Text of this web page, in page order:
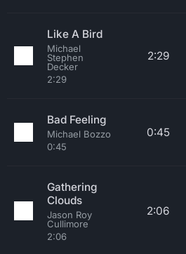
Like A Bird
Michael
Stephen
Decker
2:29
2:29
Bad Feeling
Michael Bozzo
0:45
0:45
Gathering
Clouds
Jason Roy
Cullimore
2:06
2:06